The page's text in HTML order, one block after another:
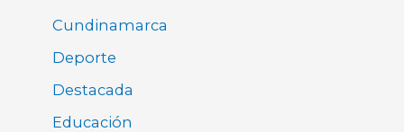
Cundinamarca
Deporte
Destacada
Educación